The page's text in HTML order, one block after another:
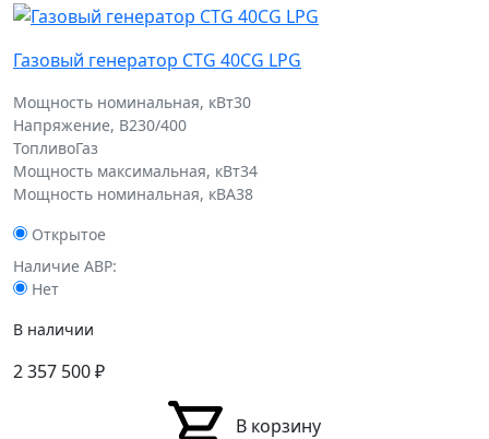
Газовый генератор CTG 40CG LPG
Мощность номинальная, кВт30
Напряжение, В230/400
ТопливоГаз
Мощность максимальная, кВт34
Мощность номинальная, кВА38
Открытое
Наличие АВР:
Нет
В наличии
2 357 500₽
В корзину